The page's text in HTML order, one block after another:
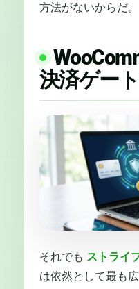
方法がないからだ。
決済ゲー
それでも ストライ
は依然として最も